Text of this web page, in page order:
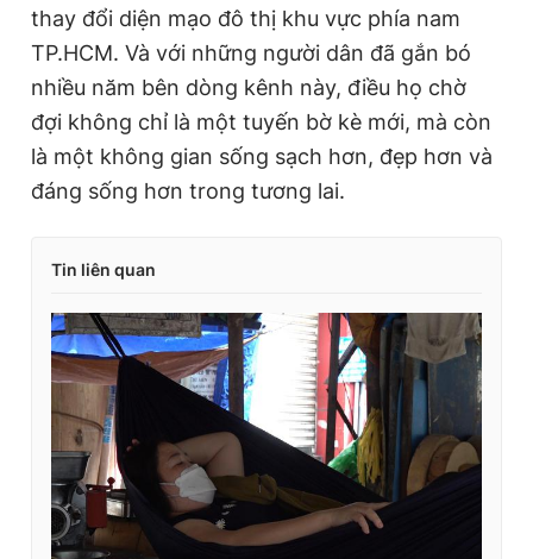
thay đổi diện mạo đô thị khu vực phía nam
TP.HCM. Và với những người dân đã gắn bó
nhiều năm bên dòng kênh này, điều họ chờ
đợi không chỉ là một tuyến bờ kè mới, mà còn
là một không gian sống sạch hơn, đẹp hơn và
đáng sống hơn trong tương lai.
Tin liên quan